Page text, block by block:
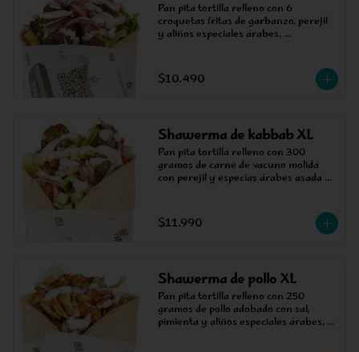
Pan pita tortilla relleno con 6
croquetas fritas de garbanzo, perejil
y aliños especiales árabes,
$10.490
Shawerma de kabbab XL
Pan pita tortilla relleno con 300
gramos de carne de vacuno molida
con perejil y especias árabes asada a
$11.990
Shawerma de pollo XL
Pan pita tortilla relleno con 250
gramos de pollo adobado con sal,
pimienta y aliños especiales árabes,